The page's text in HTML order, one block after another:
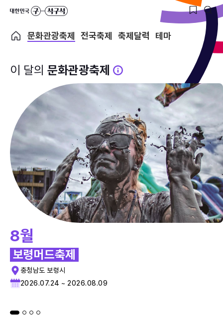
문화관광축제 전국축제 축제달력 테마
이 달의 문화관광축제
8월
보령머드축제
충청남도 보령시
2026.07.24 ~ 2026.08.09